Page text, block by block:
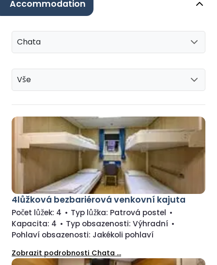
Accommodation
Chata
Vše
4lůžková bezbariérová venkovní kajuta
Počet lůžek: 4 • Typ lůžka: Patrová postel •
Kapacita: 4 • Typ obsazenosti:Výhradní •
Pohlaví obsazenosti: Jakékoli pohlaví
Zobrazit podrobnosti Chata ...